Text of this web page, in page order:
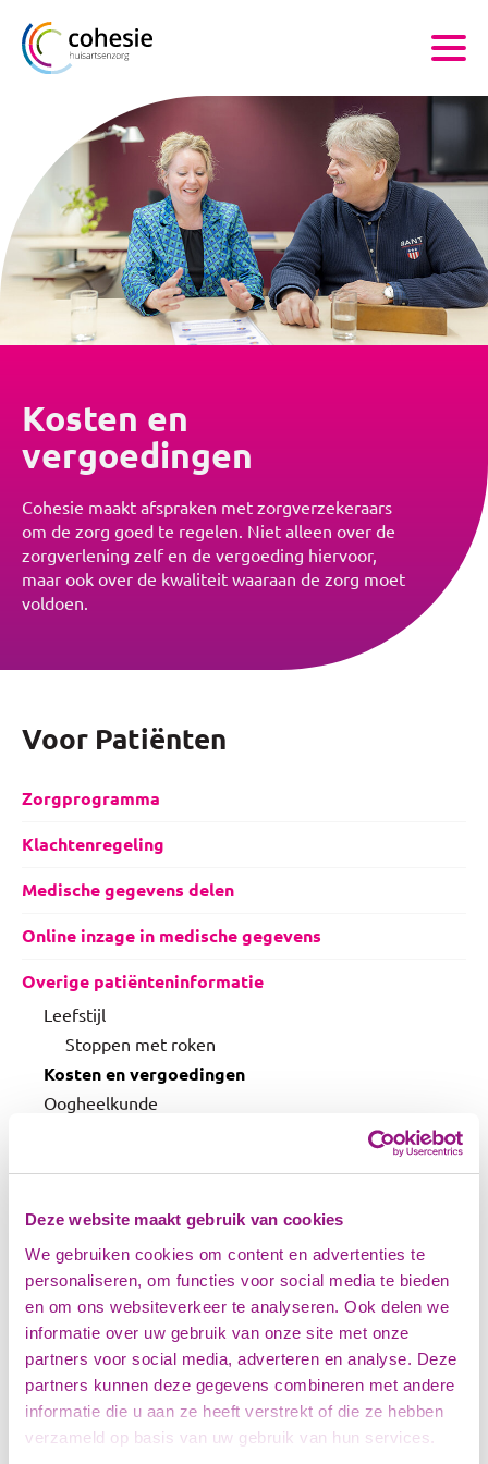
Deze website maakt gebruik van cookies
We gebruiken cookies om content en advertenties te
personaliseren, om functies voor social media te bieden
en om ons websiteverkeer te analyseren. Ook delen we
informatie over uw gebruik van onze site met onze
partners voor social media, adverteren en analyse. Deze
partners kunnen deze gegevens combineren met andere
informatie die u aan ze heeft verstrekt of die ze hebben
verzameld op basis van uw gebruik van hun services.
Kosten en
vergoedingen
Cohesie maakt afspraken met zorgverzekeraars
om de zorg goed te regelen. Niet alleen over de
zorgverlening zelf en de vergoeding hiervoor,
maar ook over de kwaliteit waaraan de zorg moet
voldoen.
Voor Patiënten
Zorgprogramma
Klachtenregeling
Medische gegevens delen
Online inzage in medische gegevens
Overige patiënteninformatie
Leefstijl
Stoppen met roken
Kosten en vergoedingen
Oogheelkunde
Privacy
Cliëntenraad
Huisartsenspoedpost
Kosten en vergoedingen
Cohesie maakt afspraken met zorgverzekeraars om de
zelf en de vergoeding hiervoor, maar ook over de